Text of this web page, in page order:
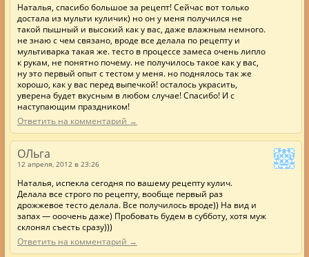
Наталья, спасибо большое за рецепт! Сейчас вот только
достала из мульти куличик) но он у меня получился не
такой пышный и высокий как у вас, даже влажным немного.
не знаю с чем связано, вроде все делала по рецепту и
мультиварка такая же. тесто в процессе замеса очень липло
к рукам, не понятно почему. не получилось такое как у вас,
ну это первый опыт с тестом у меня. но поднялось так же
хорошо, как у вас перед выпечкой! осталось украсить,
уверена будет вкусным в любом случае! Спасибо! И с
наступающим праздником!
Ответить на комментарий →
ОЛьга
12 апреля, 2012 в 23:26
Наталья, испекла сегодня по вашему рецепту кулич.
Делала все строго по рецепту, вообще первый раз
дрожжевое тесто делала. Все получилось вроде)) На вид и
запах — ооочень даже) Пробовать будем в субботу, хотя муж
склонял съесть сразу)))
Ответить на комментарий →